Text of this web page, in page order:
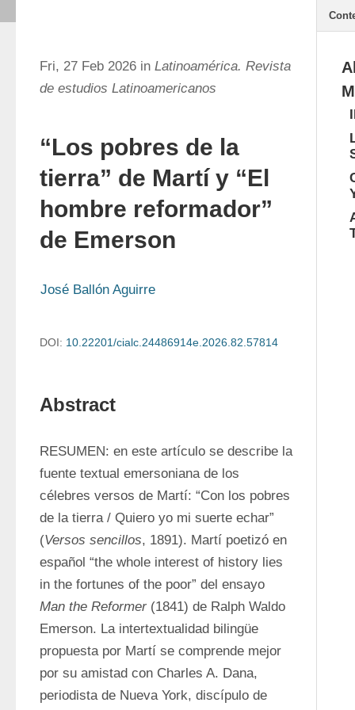
Fri, 27 Feb 2026 in Latinoamérica. Revista
de estudios Latinoamericanos
“Los pobres de la
tierra” de Martí y “El
hombre reformador”
de Emerson
José Ballón Aguirre
DOI: 10.22201/cialc.24486914e.2026.82.57814
Abstract
RESUMEN: en este artículo se describe la
fuente textual emersoniana de los
célebres versos de Martí: “Con los pobres
de la tierra / Quiero yo mi suerte echar”
(Versos sencillos, 1891). Martí poetizó en
español “the whole interest of history lies
Man the Reformer (1841) de Ralph Waldo
Emerson. La intertextualidad bilingüe
propuesta por Martí se comprende mejor
por su amistad con Charles A. Dana,
periodista de Nueva York, discípulo de